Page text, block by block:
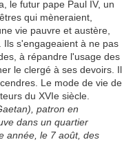
le futur pape Paul IV, un
qui mèneraient,
vie pauvre et austère,
Ils s'engageaient à ne pas
à répandre l'usage des
le clergé à ses devoirs. Il
Le mode de vie de
du XVIe siècle.
patron en
dans un quartier
année, le 7 août, des